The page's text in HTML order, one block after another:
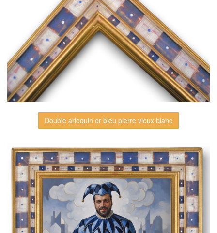
Double arlequin or bleu pierre vieux blanc